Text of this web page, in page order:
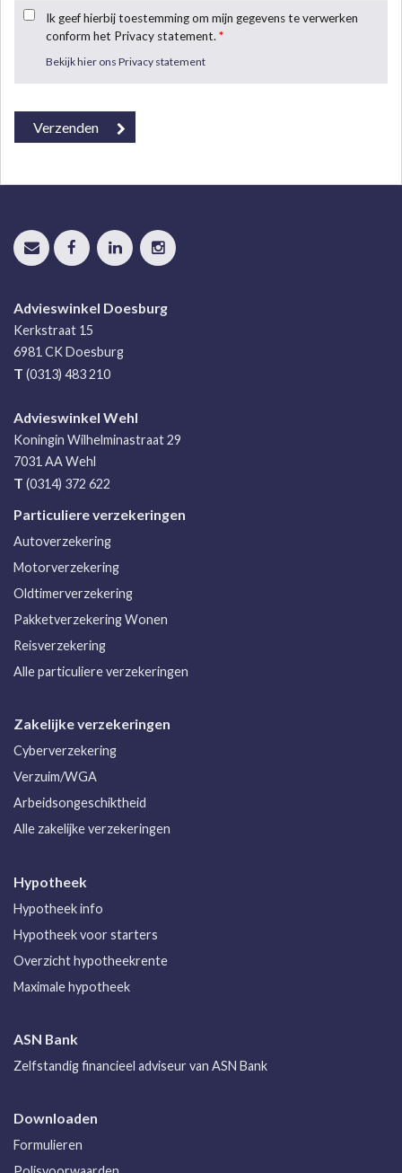
Ik geef hierbij toestemming om mijn gegevens te verwerken
conform het Privacy statement. *
Bekijk hier ons Privacy statement
Advieswinkel Doesburg
Kerkstraat 15
6981 CKDoesburg
T (0313) 483 210
Advieswinkel Wehl
Koningin Wilhelminastraat 29
7031 AAWehl
T (0314) 372 622
Particuliere verzekeringen
Autoverzekering
Motorverzekering
Oldtimerverzekering
Pakketverzekering Wonen
Reisverzekering
Alle particuliere verzekeringen
Zakelijke verzekeringen
Cyberverzekering
Verzuim/WGA
Arbeidsongeschiktheid
Alle zakelijke verzekeringen
Hypotheek
Hypotheek info
Hypotheek voor starters
Overzicht hypotheekrente
Maximale hypotheek
ASN Bank
Zelfstandig financieel adviseur van ASN Bank
Downloaden
Formulieren